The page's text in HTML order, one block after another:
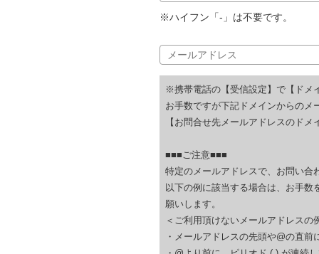
※ハイフン「-」は不要です。
※携帯電話の【受信設定】で【ドメ
お手数ですが下記ドメインからのメ
【お問合せ先メールアドレスのドメ
■■■ご注意■■■
特定のメールアドレスで、お問い合
以下の例に該当する場合は、お手
願いします。
＜ご利用頂けないメールアドレスの
・メールアドレスの先頭や@の直